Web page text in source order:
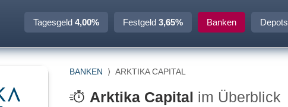
Tagesgeld 4,00% Festgeld 3,65% Banken Depots
BANKEN ⟩ ARKTIKA CAPITAL
Arktika Capital im Überblick